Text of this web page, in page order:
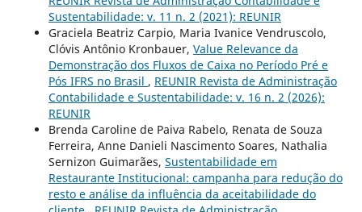
Sustentabilidade: v. 11 n. 2 (2021): REUNIR
Graciela Beatriz Carpio, Maria Ivanice Vendruscolo,
Clóvis Antônio Kronbauer, Value Relevance da
Demonstração dos Fluxos de Caixa no Período Pré e
Pós IFRS no Brasil , REUNIR Revista de Administração
Contabilidade e Sustentabilidade: v. 16 n. 2 (2026):
REUNIR
Brenda Caroline de Paiva Rabelo, Renata de Souza
Ferreira, Anne Danieli Nascimento Soares, Nathalia
Sernizon Guimarães, Sustentabilidade em
Restaurante Institucional: campanha para redução do
resto e análise da influência da aceitabilidade do